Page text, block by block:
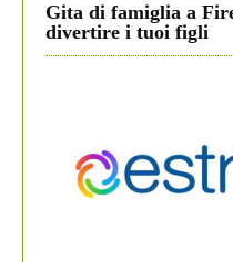
Gita di famiglia a
divertire i tuoi figli